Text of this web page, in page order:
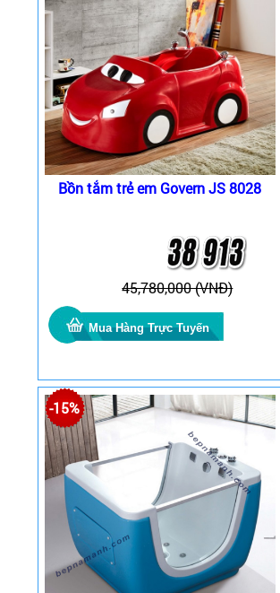
Bồn tắm trẻ em Govern JS 8028
45,780,000 (VNĐ)
-15%